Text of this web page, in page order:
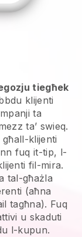
tiegħek
klijenti
ta
ta’ swieq.
klijenti
fuq it-tip, l-
fil-mira.
tal-għażla
(aħna
tagħna). Fuq
u skaduti
l-kupun.